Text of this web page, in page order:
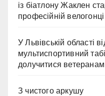
із біатлону Жаклен
професійній велогонці
У Львівській області
мультиспортивний
долучитися ветеранам
З чистого аркушу